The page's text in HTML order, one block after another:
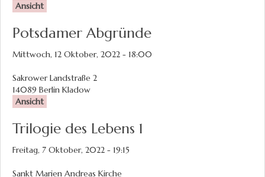
Ansicht
Potsdamer Abgründe
Mittwoch, 12 Oktober, 2022 - 18:00
Sakrower Landstraße 2
14089 Berlin Kladow
Ansicht
Trilogie des Lebens 1
Freitag, 7 Oktober, 2022 - 19:15
Sankt Marien Andreas Kirche